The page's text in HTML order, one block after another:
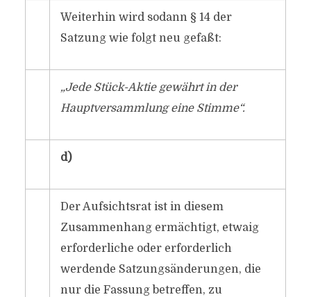
Weiterhin wird sodann § 14 der
Satzung wie folgt neu gefaßt:
„Jede Stück-Aktie gewährt in der
Hauptversammlung eine Stimme“.
d)
Der Aufsichtsrat ist in diesem
Zusammenhang ermächtigt, etwaig
erforderliche oder erforderlich
werdende Satzungsänderungen, die
nur die Fassung betreffen, zu